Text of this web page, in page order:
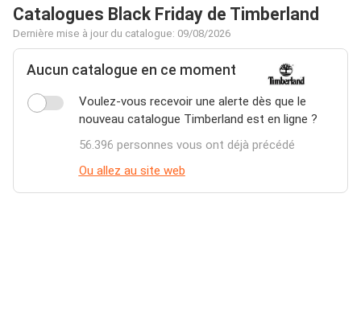
Catalogues Black Friday de Timberland
Dernière mise à jour du catalogue: 09/08/2026
Aucun catalogue en ce moment
Voulez-vous recevoir une alerte dès que le
nouveau catalogue Timberland est en ligne ?
56.396 personnes vous ont déjà précédé
Ou allez au site web